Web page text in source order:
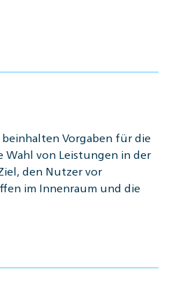
Vorgaben für die
Wahl von Leistungen in der
den Nutzer vor
im Innenraum und die